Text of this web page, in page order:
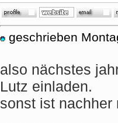
geschrieben
also nächstes
Lutz einladen.
sonst ist